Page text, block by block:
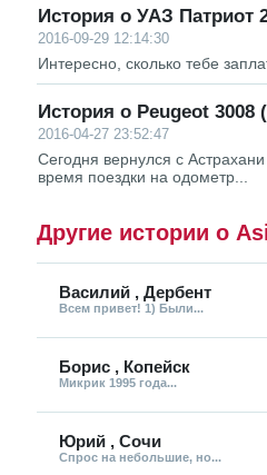
История о УАЗ Патриот
2016-09-29 12:14:30
Интересно, сколько тебе
История о Peugeot 3008
2016-04-27 23:52:47
Сегодня вернулся с
время поездки на одометр...
Другие истории о
Василий , Дербент
Всем привет! 1) Были...
Борис , Копейск
Микрик 1995 года...
Юрий , Сочи
Спрос на небольшие, но...